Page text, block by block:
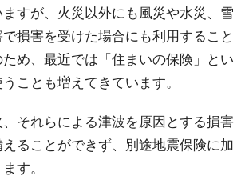
すが、火災以外にも風災や水災、雪
損害を受けた場合にも利用すること
め、最近では「住まいの保険」とい
ことも増えてきています。
それらによる津波を原因とする損害
ることができず、別途地震保険に加
す。